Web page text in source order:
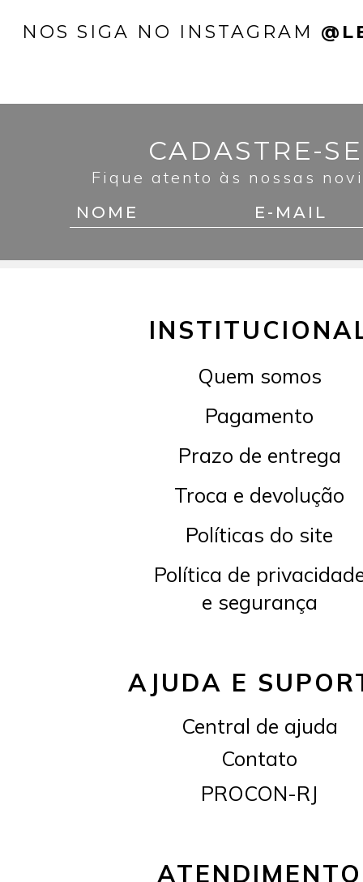
NOS SIGA NO INSTAGRAM
CADASTRE-
Fique atento às nossas
Quem somos
Pagamento
Prazo de entrega
Troca e devolução
Políticas do site
Política de
e segurança
AJUDA E
Central de ajuda
Contato
PROCON-RJ
ATENDIMENTO